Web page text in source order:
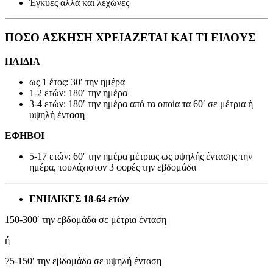
Έγκυες αλλά και λεχώνες
ΠΟΣΟ ΑΣΚΗΣΗ ΧΡΕΙΑΖΕΤΑΙ ΚΑΙ ΤΙ ΕΙΔΟΥΣ
ΠΑΙΔΙΑ
ως 1 έτος: 30′ την ημέρα
1-2 ετών: 180′ την ημέρα
3-4 ετών: 180′ την ημέρα από τα οποία τα 60′ σε μέτρια ή
υψηλή ένταση
ΕΦΗΒΟΙ
5-17 ετών: 60′ την ημέρα μέτριας ως υψηλής έντασης την
ημέρα, τουλάχιστον 3 φορές την εβδομάδα
ΕΝΗΛΙΚΕΣ 18-64 ετών
150-300′ την εβδομάδα σε μέτρια ένταση
ή
75-150′ την εβδομάδα σε υψηλή ένταση